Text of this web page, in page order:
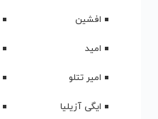
افشین
امید
امیر تتلو
ایگی آزیلیا